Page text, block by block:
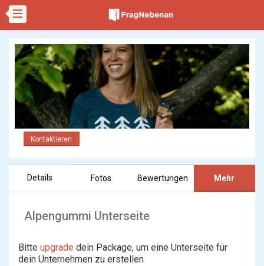
Kontaktieren
Details Fotos Bewertungen Mehr
Alpengummi Unterseite
Bitte upgrade dein Package, um eine Unterseite für
dein Unternehmen zu erstellen